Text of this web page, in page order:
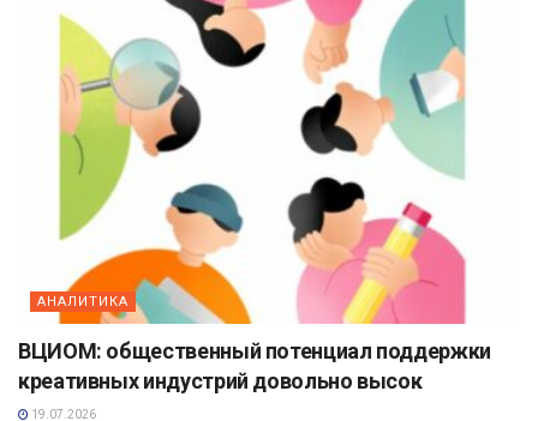
АНАЛИТИКА
ВЦИОМ: общественный потенциал поддержки
креативных индустрий довольно высок
19.07.2026